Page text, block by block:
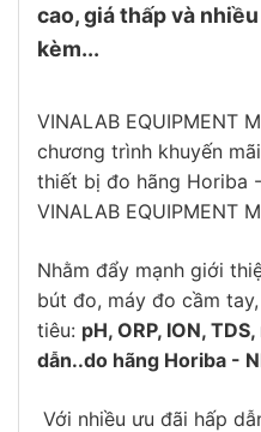
cao, giá thấp và
kèm...
VINALAB EQUIPMENT
chương trình khuyến
thiết bị đo hãng Horiba
VINALAB EQUIPMENT
Nhằm đẩy mạnh giới
bút đo, máy đo cầm
tiêu: pH, ORP, ION,
dẫn..do hãng Horiba -
Với nhiều ưu đãi hấp